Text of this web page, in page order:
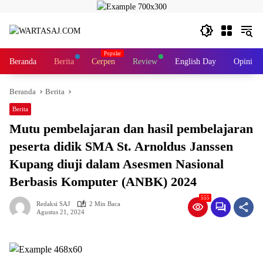
Beranda Berita Cerpen Review English Day Opini
Beranda Berita
Berita
Mutu pembelajaran dan hasil pembelajaran
peserta didik SMA St. Arnoldus Janssen
Kupang diuji dalam Asesmen Nasional
Berbasis Komputer (ANBK) 2024
Redaksi SAJ
2 Min Baca
Agustus 21, 2024
555